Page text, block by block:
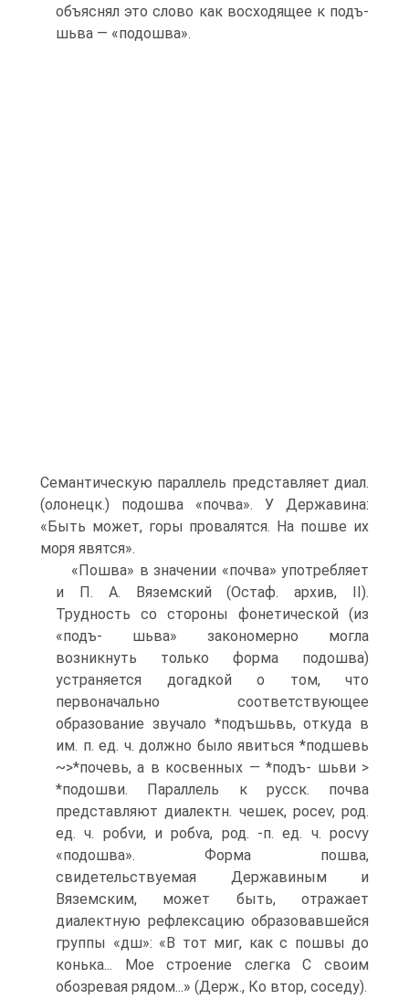
объяснял это слово как восходящее к подъ-
шьва — «подошва».
Семантическую параллель представляет диал.
(олонецк.) подошва «почва». У Державина:
«Быть может, горы провалятся. На пошве их
моря явятся».
«Пошва» в значении «почва» употребляет
и П. А. Вяземский (Остаф. архив, II).
Трудность со стороны фонетической (из
«подъ- шьва» закономерно могла
возникнуть только форма подошва)
устраняется догадкой о том, что
первоначально соответствующее
образование звучало *подъшьвь, откуда в
им. п. ед. ч. должно было явиться *подшевь
~>*почевь, а в косвенных — *подъ- шьви >
*подошви. Параллель к русск. почва
представляют диалектн. чешек, росеѵ, род.
ед. ч. робѵи, и робѵа, род. -п. ед. ч. росѵу
«подошва». Форма пошва,
свидетельствуемая Державиным и
Вяземским, может быть, отражает
диалектную рефлексацию образовавшейся
группы «дш»: «В тот миг, как с пошвы до
конька... Мое строение слегка С своим
обозревая рядом...» (Держ., Ко втор, соседу).